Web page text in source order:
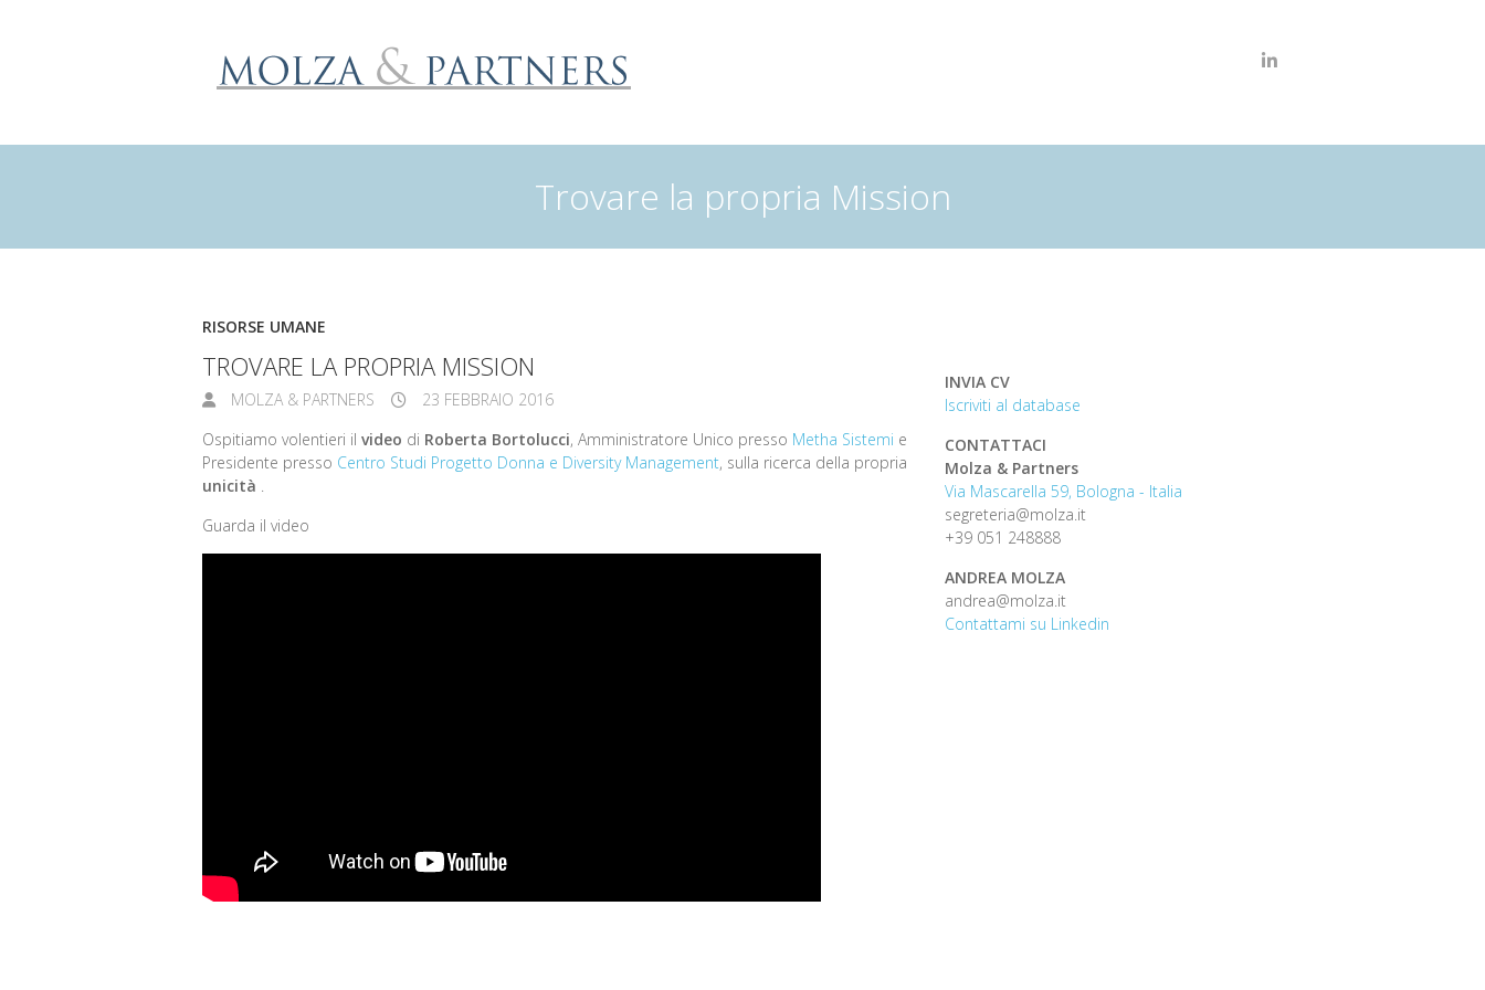
Trovare la propria Mission
RISORSE UMANE
TROVARE LA PROPRIA MISSION
MOLZA & PARTNERS
23 FEBBRAIO 2016
Ospitiamo volentieri il video di Roberta Bortolucci, Amministratore Unico presso Metha Sistemi e
Presidente presso Centro Studi Progetto Donna e Diversity Management, sulla ricerca della propria
unicità .
Guarda il video
INVIA CV
Iscriviti al database
CONTATTACI
Molza & Partners
Via Mascarella 59, Bologna - Italia
segreteria@molza.it
+39 051 248888
ANDREA MOLZA
andrea@molza.it
Contattami su Linkedin